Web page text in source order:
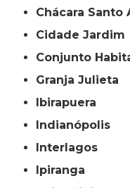
Chácara
Cidade Jardim
Conjunto
Granja Julieta
Ibirapuera
Indianópolis
Interlagos
Ipiranga